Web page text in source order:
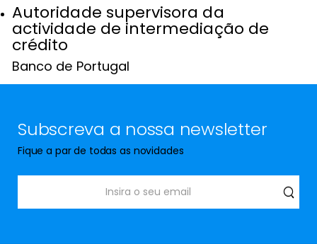
Autoridade supervisora da
actividade de intermediação de
crédito
Banco de Portugal
Subscreva a nossa newsletter
Fique a par de todas as novidades